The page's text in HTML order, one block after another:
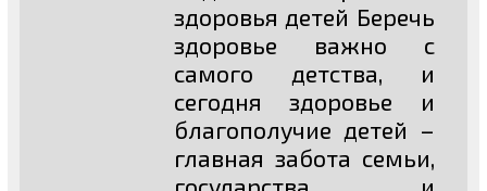
здоровья детей Беречь
здоровье важно с
самого детства, и
сегодня здоровье и
благополучие детей –
главная забота семьи,
государства и